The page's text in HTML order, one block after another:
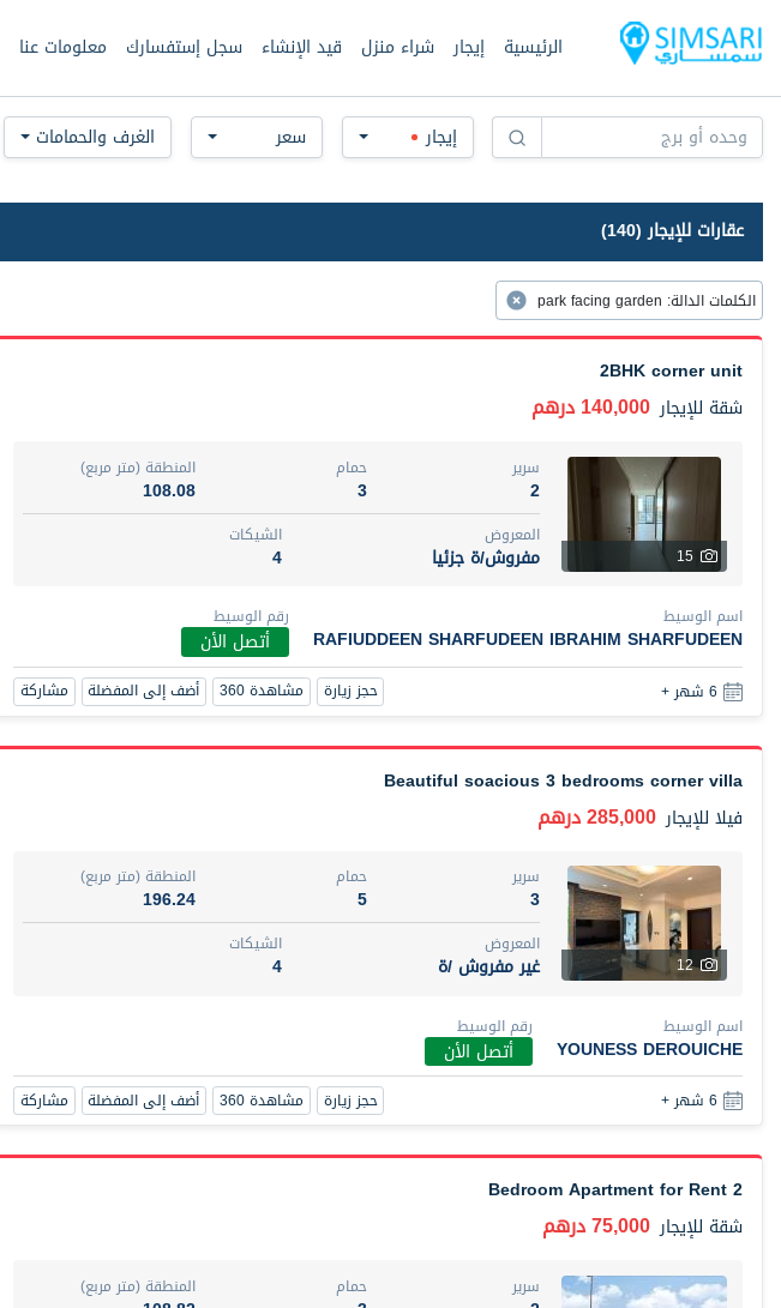
الرئيسية إيجار شراء منزل قيد الإنشاء سجل إستفسارك معلومات عنا
إيجار سعر الغرف والحمامات
عقارات للإيجار (140)
الكلمات الدالة:
park facing garden
2BHK corner unit
شقة للإيجار 140,000 درهم
15
سرير
2
حمام
3
المنطقة (متر مربع)
108.08
المعروض
مفروش/ة جزئيا
الشيكات
4
اسم الوسيط
RAFIUDDEEN SHARFUDEEN IBRAHIM SHARFUDEEN
رقم الوسيط
أتصل الأن
6 شهر + حجز زيارة مشاهدة 360 أضف إلى المفضلة مشاركة
Beautiful soacious 3 bedrooms corner villa
فيلا للإيجار 285,000 درهم
12
سرير
3
حمام
5
المنطقة (متر مربع)
196.24
المعروض
غير مفروش /ة
الشيكات
4
اسم الوسيط
YOUNESS DEROUICHE
رقم الوسيط
أتصل الأن
6 شهر + حجز زيارة مشاهدة 360 أضف إلى المفضلة مشاركة
2 Bedroom Apartment for Rent
شقة للإيجار 75,000 درهم
سرير حمام المنطقة (متر مربع)